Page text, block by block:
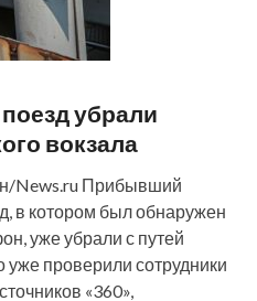
убрали
вокзала
News.ru Прибывший
в котором был обнаружен
уже убрали с путей
уже проверили сотрудники
«360»,